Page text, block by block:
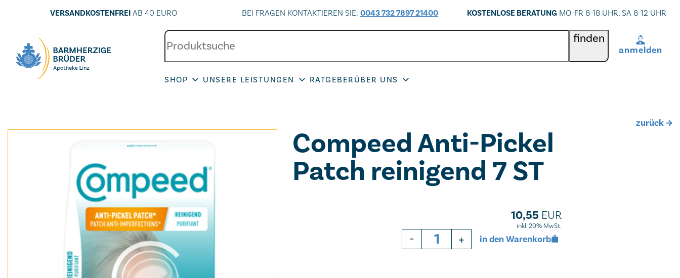
VERSANDKOSTENFREIAB 40 EURO BEI FRAGEN KONTAKTIEREN SIE: 0043 732 7897 21400 KOSTENLOSE BERATUNG MO-FR 8-18 UHR, SA 8-12 UHR
finden
anmelden
Passwort vergessen
registrieren
SHOP UNSERE LEISTUNGEN RATGEBERÜBER UNS
zurück
Compeed Anti-Pickel
Patch reinigend 7 ST
10,55 EUR
inkl. 20% MwSt.
- + in den Warenkorb